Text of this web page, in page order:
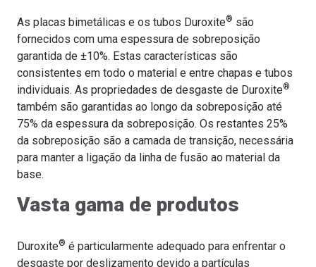
As placas bimetálicas e os tubos Duroxite® são
fornecidos com uma espessura de sobreposição
garantida de ±10%. Estas características são
consistentes em todo o material e entre chapas e tubos
individuais. As propriedades de desgaste de Duroxite®
também são garantidas ao longo da sobreposição até
75% da espessura da sobreposição. Os restantes 25%
da sobreposição são a camada de transição, necessária
para manter a ligação da linha de fusão ao material da
base.
Vasta gama de produtos
Duroxite® é particularmente adequado para enfrentar o
desgaste por deslizamento devido a partículas